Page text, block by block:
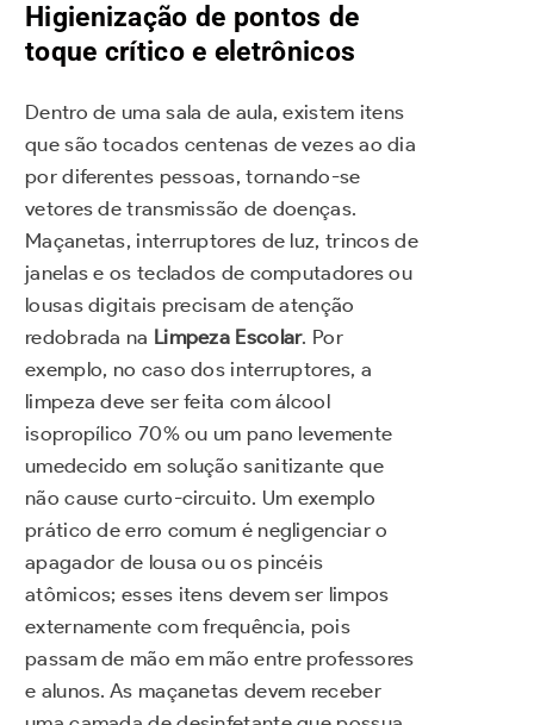
Higienização de pontos de
toque crítico e eletrônicos
Dentro de uma sala de aula, existem itens
que são tocados centenas de vezes ao dia
por diferentes pessoas, tornando-se
vetores de transmissão de doenças.
Maçanetas, interruptores de luz, trincos de
janelas e os teclados de computadores ou
lousas digitais precisam de atenção
redobrada na Limpeza Escolar. Por
exemplo, no caso dos interruptores, a
limpeza deve ser feita com álcool
isopropílico 70% ou um pano levemente
umedecido em solução sanitizante que
não cause curto-circuito. Um exemplo
prático de erro comum é negligenciar o
apagador de lousa ou os pincéis
atômicos; esses itens devem ser limpos
externamente com frequência, pois
passam de mão em mão entre professores
e alunos. As maçanetas devem receber